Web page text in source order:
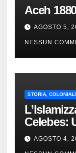
Aceh
AGOSTO 5,
NESSUN
STORIA,
Celebes:
1840.
AGOSTO 4,